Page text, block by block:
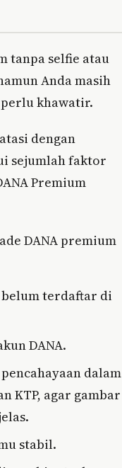
tanpa selfie atau
Anda masih
khawatir.
dengan
sejumlah faktor
Premium
DANA premium
belum terdaftar di
DANA.
dalam
KTP, agar gambar
stabil.